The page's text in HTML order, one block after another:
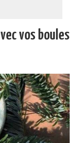
vos boules